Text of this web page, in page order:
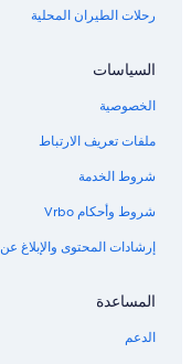
رحلات الطيران المحلية
السياسات
الخصوصية
ملفات تعريف الارتباط
شروط الخدمة
شروط وأحكام Vrbo
إرشادات المحتوى والإبلاغ
المساعدة
الدعم